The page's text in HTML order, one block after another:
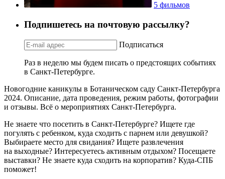
5 фильмов
Подпишетесь на почтовую рассылку?
Подписаться
Раз в неделю мы будем писать о предстоящих событиях
в Санкт-Петербурге.
Новогодние каникулы в Ботаническом саду Санкт-Петербурга
2024. Описание, дата проведения, режим работы, фотографии
и отзывы. Всё о мероприятиях Санкт-Петербурга.
Не знаете что посетить в Санкт-Петербурге? Ищете где
погулять с ребенком, куда сходить с парнем или девушкой?
Выбираете место для свидания? Ищете развлечения
на выходные? Интересуетесь активным отдыхом? Посещаете
выставки? Не знаете куда сходить на корпоратив? Куда-СПБ
поможет!